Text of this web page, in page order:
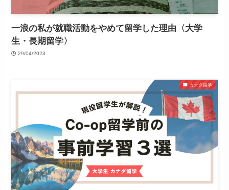
一浪の私が就職活動をやめて留学した理由〈大学
生・長期留学〉
29/04/2023
カナダ留学